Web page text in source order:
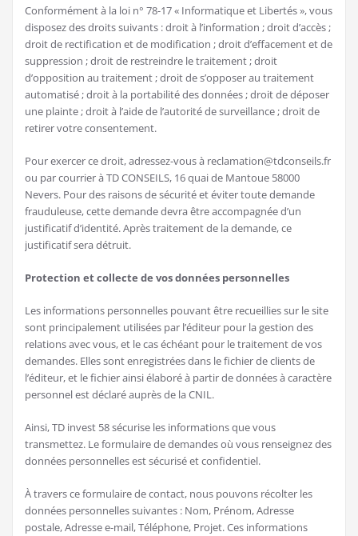
Conformément à la loi n° 78-17 « Informatique et Libertés », vous
disposez des droits suivants : droit à l’information ; droit d’accès ;
droit de rectification et de modification ; droit d’effacement et de
suppression ; droit de restreindre le traitement ; droit
d’opposition au traitement ; droit de s’opposer au traitement
automatisé ; droit à la portabilité des données ; droit de déposer
une plainte ; droit à l’aide de l’autorité de surveillance ; droit de
retirer votre consentement.
Pour exercer ce droit, adressez-vous à reclamation@tdconseils.fr
ou par courrier à TD CONSEILS, 16 quai de Mantoue 58000
Nevers. Pour des raisons de sécurité et éviter toute demande
frauduleuse, cette demande devra être accompagnée d’un
justificatif d’identité. Après traitement de la demande, ce
justificatif sera détruit.
Protection et collecte de vos données personnelles
Les informations personnelles pouvant être recueillies sur le site
sont principalement utilisées par l’éditeur pour la gestion des
relations avec vous, et le cas échéant pour le traitement de vos
demandes. Elles sont enregistrées dans le fichier de clients de
l’éditeur, et le fichier ainsi élaboré à partir de données à caractère
personnel est déclaré auprès de la CNIL.
Ainsi, TD invest 58 sécurise les informations que vous
transmettez. Le formulaire de demandes où vous renseignez des
données personnelles est sécurisé et confidentiel.
À travers ce formulaire de contact, nous pouvons récolter les
données personnelles suivantes : Nom, Prénom, Adresse
postale, Adresse e-mail, Téléphone, Projet. Ces informations